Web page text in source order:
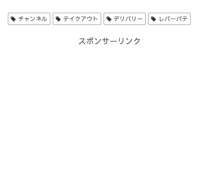
チャンネル テイクアウト デリバリー レバーパテ
スポンサーリンク